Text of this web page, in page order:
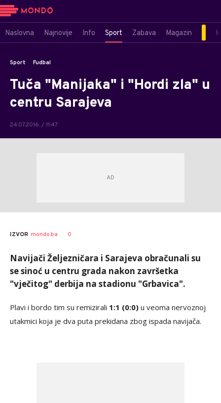
Naslovna Najnovije Info Sport Zabava Magazin
Sport Fudbal
Tuča "Manijaka" i "Hordi zla" u
centru Sarajeva
24.07.2016. / 11:47
IZVOR mondo.ba 0
Navijači Željezničara i Sarajeva obračunali su
se sinoć u centru grada nakon završetka
"vječitog" derbija na stadionu "Grbavica".
Plavi i bordo tim su remizirali 1:1 (0:0) u veoma nervoznoj
utakmici koja je dva puta prekidana zbog ispada navijača.